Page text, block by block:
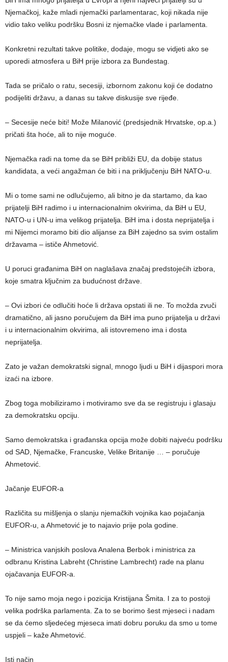
Njemačkoj, kaže mladi njemački parlamentarac, koji nikada nije
vidio tako veliku podršku Bosni iz njemačke vlade i parlamenta.
Konkretni rezultati takve politike, dodaje, mogu se vidjeti ako se
uporedi atmosfera u BiH prije izbora za Bundestag.
Tada se pričalo o ratu, secesiji, izbornom zakonu koji će dodatno
podijeliti državu, a danas su takve diskusije sve rijeđe.
– Secesije neće biti! Može Milanović (predsjednik Hrvatske, op.a.)
pričati šta hoće, ali to nije moguće.
Njemačka radi na tome da se BiH približi EU, da dobije status
kandidata, a veći angažman će biti i na priključenju BiH NATO-u.
Mi o tome sami ne odlučujemo, ali bitno je da startamo, da kao
prijatelji BiH radimo i u internacionalnim okvirima, da BiH u EU,
NATO-u i UN-u ima velikog prijatelja. BiH ima i dosta neprijatelja i
mi Nijemci moramo biti dio alijanse za BiH zajedno sa svim ostalim
državama – ističe Ahmetović.
U poruci građanima BiH on naglašava značaj predstojećih izbora,
koje smatra ključnim za budućnost države.
– Ovi izbori će odlučiti hoće li država opstati ili ne. To možda zvuči
dramatično, ali jasno poručujem da BiH ima puno prijatelja u državi
i u internacionalnim okvirima, ali istovremeno ima i dosta
neprijatelja.
Zato je važan demokratski signal, mnogo ljudi u BiH i dijaspori mora
izaći na izbore.
Zbog toga mobiliziramo i motiviramo sve da se registruju i glasaju
za demokratsku opciju.
Samo demokratska i građanska opcija može dobiti najveću podršku
od SAD, Njemačke, Francuske, Velike Britanije … – poručuje
Ahmetović.
Jačanje EUFOR-a
Različita su mišljenja o slanju njemačkih vojnika kao pojačanja
EUFOR-u, a Ahmetović je to najavio prije pola godine.
– Ministrica vanjskih poslova Analena Berbok i ministrica za
odbranu Kristina Labreht (Christine Lambrecht) rade na planu
ojačavanja EUFOR-a.
To nije samo moja nego i pozicija Kristijana Šmita. I za to postoji
velika podrška parlamenta. Za to se borimo šest mjeseci i nadam
se da ćemo sljedećeg mjeseca imati dobru poruku da smo u tome
uspjeli – kaže Ahmetović.
Isti način